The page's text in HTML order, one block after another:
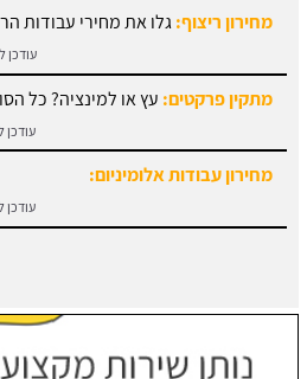
מחירון ריצוף:גלו את מחירי עבודות
עודכן
מתקין פרקטים: עץ או למינציה? כל
עודכן
מחירון עבודות אלומיניום:
עודכן